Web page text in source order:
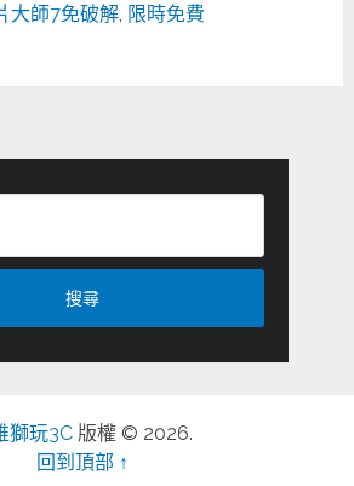
大師7免破解 限時免費
獅玩3C 版權 © 2026.
回到頂部 ↑